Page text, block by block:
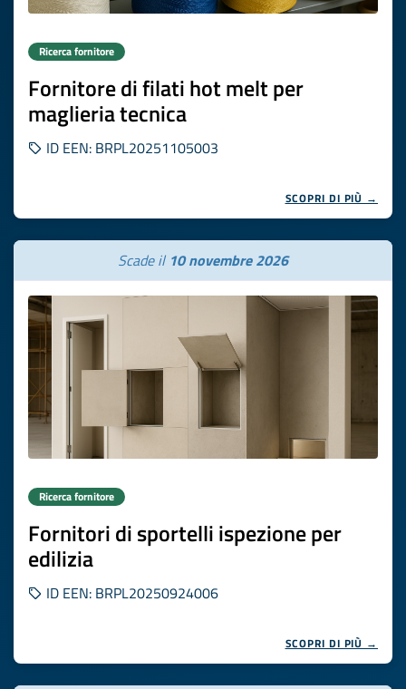
Ricerca fornitore
Fornitore di filati hot melt per
maglieria tecnica
ID EEN: BRPL20251105003
SCOPRI DI PIÙ →
Scade il 10 novembre 2026
Ricerca fornitore
Fornitori di sportelli ispezione per
edilizia
ID EEN: BRPL20250924006
SCOPRI DI PIÙ →